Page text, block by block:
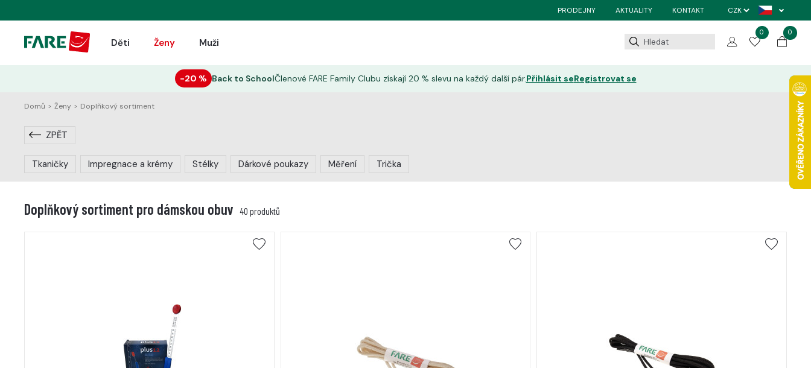
PRODEJNY AKTUALITY KONTAKT
Děti Ženy Muži
0 0
−20 % Back to SchoolČlenové FARE Family Clubu získají 20 % slevu na každý další pár.Přihlásit seRegistrovat se
Domů > Ženy > Doplňkový sortiment
ZPĚT
Tkaničky Impregnace a krémy Stélky Dárkové poukazy Měření Trička
Doplňkový sortiment pro dámskou obuv 40 produktů